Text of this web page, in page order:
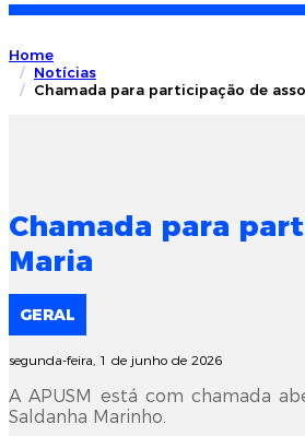
Home
Notícias
Chamada para participação de
Chamada para
Maria
GERAL
segunda-feira, 1 de junho de 2026
A APUSM está com chamada
Saldanha Marinho.